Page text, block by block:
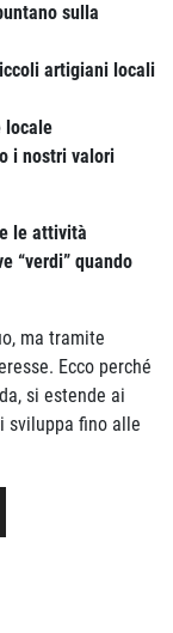
sulla
artigiani locali
locale
i nostri valori
le attività
“verdi” quando
ma tramite
Ecco perché
si estende ai
sviluppa fino alle